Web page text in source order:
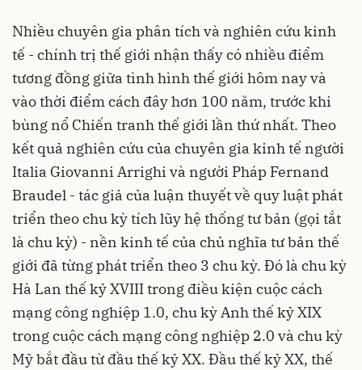
Nhiều chuyên gia phân tích và nghiên cứu kinh
tế - chính trị thế giới nhận thấy có nhiều điểm
tương đồng giữa tình hình thế giới hôm nay và
vào thời điểm cách đây hơn 100 năm, trước khi
bùng nổ Chiến tranh thế giới lần thứ nhất. Theo
kết quả nghiên cứu của chuyên gia kinh tế người
Italia Giovanni Arrighi và người Pháp Fernand
Braudel - tác giả của luận thuyết về quy luật phát
triển theo chu kỳ tích lũy hệ thống tư bản (gọi tắt
là chu kỳ) - nền kinh tế của chủ nghĩa tư bản thế
giới đã từng phát triển theo 3 chu kỳ. Đó là chu kỳ
Hà Lan thế kỷ XVIII trong điều kiện cuộc cách
mạng công nghiệp 1.0, chu kỳ Anh thế kỷ XIX
trong cuộc cách mạng công nghiệp 2.0 và chu kỳ
Mỹ bắt đầu từ đầu thế kỷ XX. Đầu thế kỷ XX, thế